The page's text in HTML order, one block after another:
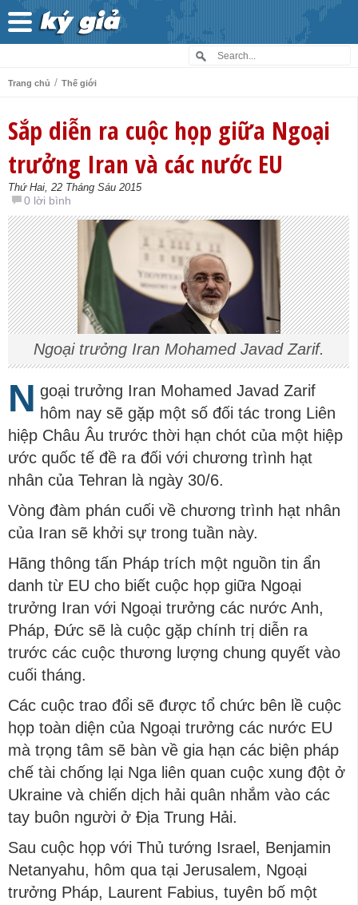
Trang chủ / Thế giới
Sắp diễn ra cuộc họp giữa Ngoại
trưởng Iran và các nước EU
Thứ Hai, 22 Tháng Sáu 2015
0 lời bình
Ngoại trưởng Iran Mohamed Javad Zarif.
N goại trưởng Iran Mohamed Javad Zarif
hôm nay sẽ gặp một số đối tác trong Liên
hiệp Châu Âu trước thời hạn chót của một hiệp
ước quốc tế đề ra đối với chương trình hạt
nhân của Tehran là ngày 30/6.
Vòng đàm phán cuối về chương trình hạt nhân
của Iran sẽ khởi sự trong tuần này.
Hãng thông tấn Pháp trích một nguồn tin ẩn
danh từ EU cho biết cuộc họp giữa Ngoại
trưởng Iran với Ngoại trưởng các nước Anh,
Pháp, Đức sẽ là cuộc gặp chính trị diễn ra
trước các cuộc thương lượng chung quyết vào
cuối tháng.
Các cuộc trao đổi sẽ được tổ chức bên lề cuộc
họp toàn diện của Ngoại trưởng các nước EU
mà trọng tâm sẽ bàn về gia hạn các biện pháp
chế tài chống lại Nga liên quan cuộc xung đột ở
Ukraine và chiến dịch hải quân nhắm vào các
tay buôn người ở Địa Trung Hải.
Sau cuộc họp với Thủ tướng Israel, Benjamin
Netanyahu, hôm qua tại Jerusalem, Ngoại
trưởng Pháp, Laurent Fabius, tuyên bố một